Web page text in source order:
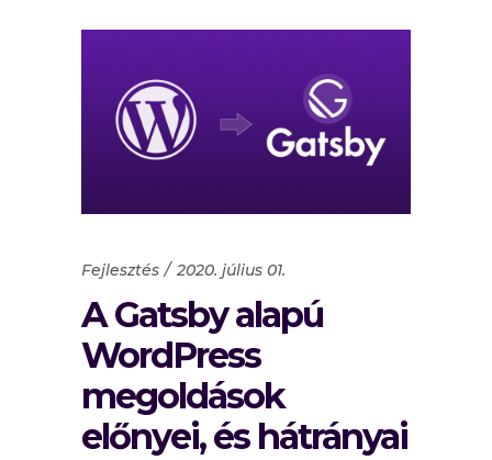
Fejlesztés 2020. július 01.
A Gatsby alapú
WordPress
megoldások
előnyei, és hátrányai